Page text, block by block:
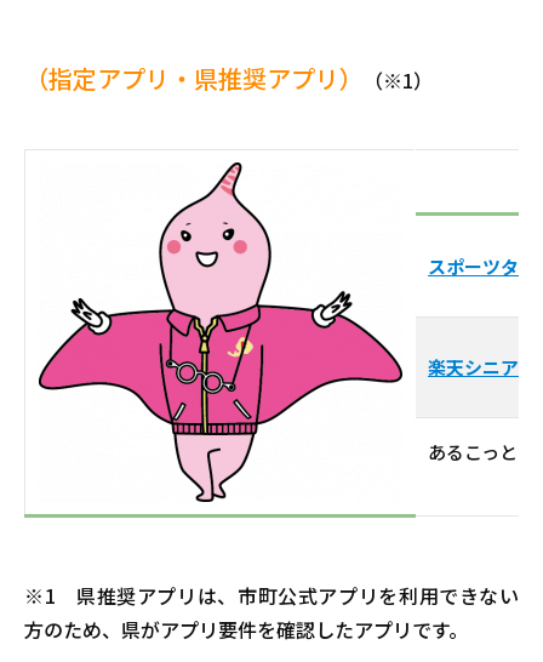
（指定アプリ・県推奨アプリ） （※1）
スポーツタウ
楽天シニア
あるこっと
※1 県推奨アプリは、市町公式アプリを利用できない
方のため、県がアプリ要件を確認したアプリです。